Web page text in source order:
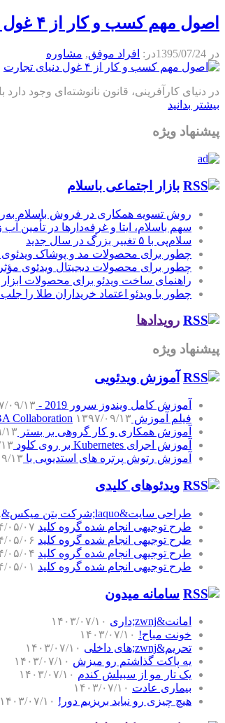
اصول مهم کسب و کار از ۴ غول دنیای تجارت
در 1395/07/24در: افراد موفق, مشاوره
در دنیای کارآفرینی، قانون نانوشته‌ای وجود
بیشتر بدانید
پیشنهاد ویژه
بازار اجتماعی باسلام
روش تسویه همکاری در فروش باسلام
سهم باسلام، ایتا و غرفه‌دارها در تأمین آب
سلام‌پی با ۵ تغییر بزرگ در سال جدید
چطور برای محصولات مد و پوشاک ویدئوی
چطور برای محصولات دیجیتال ویدئوی
راهنمای ساخت ویدئو برای محصولات
چطور با ویدئو اعتماد خریداران طلا را
رویدادها
پیشنهاد ویژه
آموزش‌ ویدئویی
آموزش کامل ویندوز سرور 2019 - Windows Server 2019 Essential Training...
۱۳۹۷/
فیلم آموزش SQL Server: Developer and DBA Collaboration ۱۳۹۷/۰۹/۱۳
آموزش همکاری و کار گروهی بر بستر Slack
آموزش اجرای Kubernetes بر روی کلود AWS
آموزش رتوش پرتره های استدیویی با Photoshop
ویدئوهای کلیدی
طراحی سایت&laquo;شرکت بتن میکس&raquo;
طرح توجیهی انجام شده گروه کلید ۱۴۰۴/
طرح توجیهی انجام شده گروه کلید ۱۴۰۴/
طرح توجیهی انجام شده گروه کلید ۱۴۰۴/
طرح توجیهی انجام شده گروه کلید ۱۴۰۴/
سامانه میدون
امانت&zwnj;داری
۱۴۰۳/۰۷/۱۰
خونت مباح! ۱۴۰۳/۰۷/۱۰
تحریم&zwnj;های داخلی
۱۴۰۳/۰۷/۱۰
یه پاکت گذاشتم رو میزش ۱۴۰۳/۰۷/۱۰
یک تار مو از سبیلش کندم ۱۴۰۳/۰۷/۱۰
بیماری عادت ۱۴۰۳/۰۷/۱۰
هیچ چیزی رو نباید بریزیم دور! ۱۴۰۳/۰۷/۱۰